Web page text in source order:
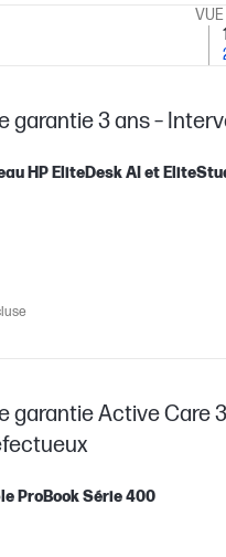
VUE
garantie 3 ans –
HP EliteDesk AI et
garantie Active Care
ProBook Série 400